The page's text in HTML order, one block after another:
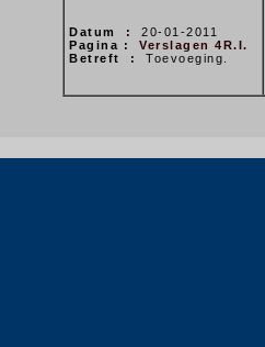
Datum : 20-01-2011
Pagina :
Verslagen 4R.I.
Betreft :
Toevoeging.